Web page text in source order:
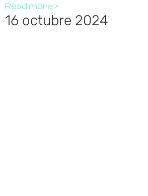
Read more >
16 octubre 2024